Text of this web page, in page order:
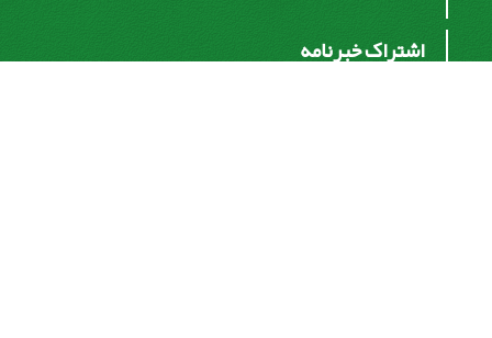
اشتراک خبرنامه